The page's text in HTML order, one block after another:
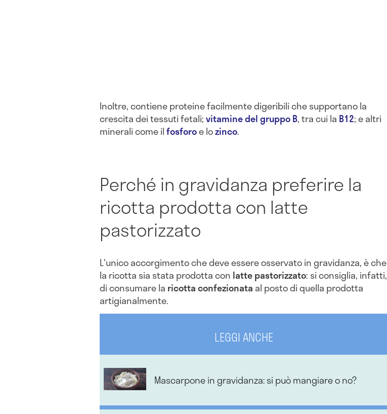
Inoltre, contiene proteine facilmente digeribili che supportano la
crescita dei tessuti fetali;vitamine del gruppo B, tra cui la B12; e altri
minerali come ilfosforoe lozinco.
Perché in gravidanza preferire la
ricotta prodotta con latte
pastorizzato
L'unico accorgimento che deve essere osservato in gravidanza, è che
la ricotta sia stata prodotta con latte pastorizzato: si consiglia, infatti,
di consumare la ricotta confezionata al posto di quella prodotta
artigianalmente.
LEGGI ANCHE
Mascarpone in gravidanza: si può mangiare o no?